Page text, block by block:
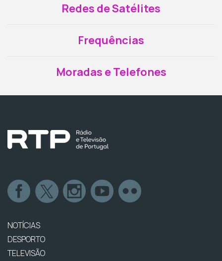
Redes de Satélites
Frequências
Moradas e Telefones
NOTÍCIAS
DESPORTO
TELEVISÃO